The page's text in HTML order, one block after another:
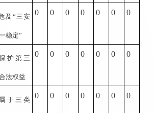
及“三安
稳定”
0 0 0 0 0 0 0
护第三
法权益
0 0 0 0 0 0 0
属于三类 0 0 0 0 0 0 0